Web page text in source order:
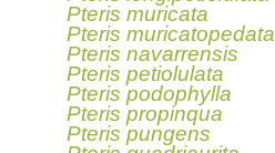
Pteris muricata
Pteris muricatopedata
Pteris navarrensis
Pteris petiolulata
Pteris podophylla
Pteris propinqua
Pteris pungens